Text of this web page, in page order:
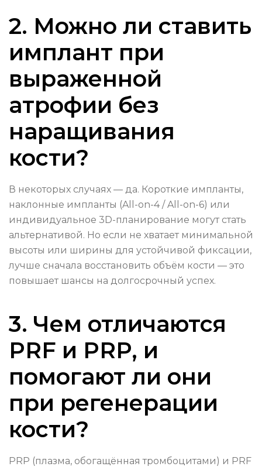
2. Можно ли ставить
имплант при
выраженной
атрофии без
наращивания
кости?
В некоторых случаях — да. Короткие импланты,
наклонные импланты (All-on-4 / All-on-6) или
индивидуальное 3D-планирование могут стать
альтернативой. Но если не хватает минимальной
высоты или ширины для устойчивой фиксации,
лучше сначала восстановить объём кости — это
повышает шансы на долгосрочный успех.
3. Чем отличаются
PRF и PRP, и
помогают ли они
при регенерации
кости?
PRP (плазма, обогащённая тромбоцитами) и PRF